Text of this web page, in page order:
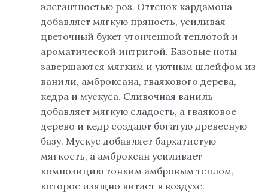
элегантностью роз. Оттенок кардамона
добавляет мягкую пряность, усиливая
цветочный букет утонченной теплотой и
ароматической интригой. Базовые ноты
завершаются мягким и уютным шлейфом из
ванили, амброксана, гваякового дерева,
кедра и мускуса. Сливочная ваниль
добавляет мягкую сладость, а гваяковое
дерево и кедр создают богатую древесную
базу. Мускус добавляет бархатистую
мягкость, а амброксан усиливает
композицию тонким амбровым теплом,
которое изящно витает в воздухе.